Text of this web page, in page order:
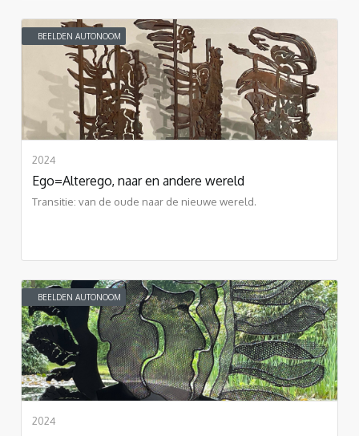
BEELDEN AUTONOOM
2024
Ego=Alterego, naar en andere wereld
Transitie: van de oude naar de nieuwe wereld.
BEELDEN AUTONOOM
2024